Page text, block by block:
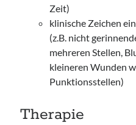
Zeit)
klinische Zeichen
(z.B. nicht
mehreren Stellen,
kleineren Wunden
Punktionsstellen)
Therapie